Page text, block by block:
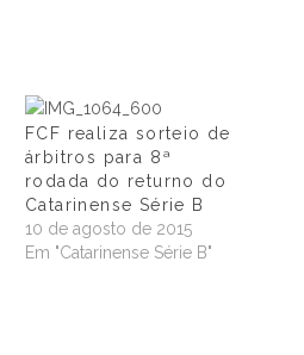
FCF realiza sorteio de
árbitros para 8ª
rodada do returno do
Catarinense Série B
10 de agosto de 2015
Em "Catarinense Série B"